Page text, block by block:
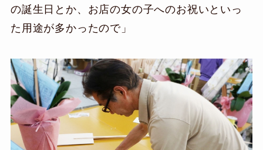
の誕生日とか、お店の女の子へのお祝いといっ
た用途が多かったので」